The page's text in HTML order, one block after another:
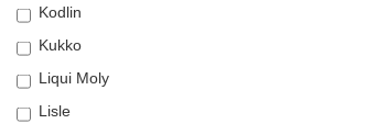
Kodlin
Kukko
Liqui Moly
Lisle